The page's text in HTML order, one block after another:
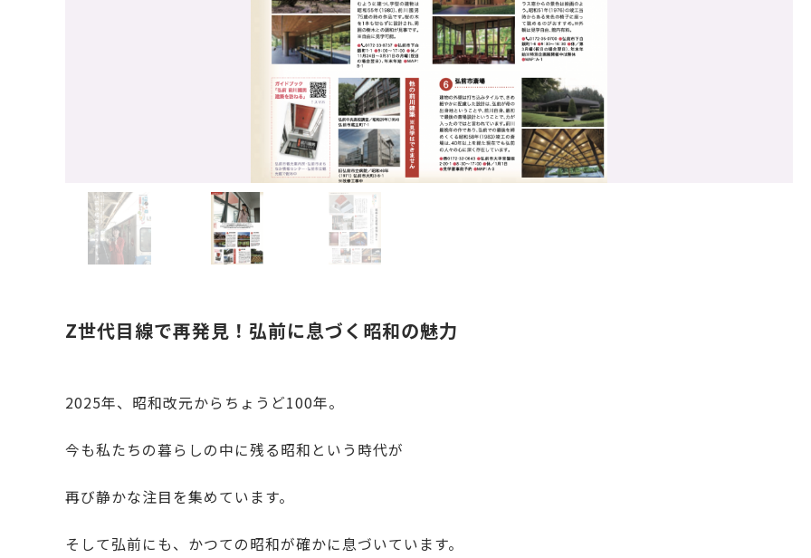
Z世代目線で再発見！弘前に息づく昭和の魅力
2025年、昭和改元からちょうど100年。
今も私たちの暮らしの中に残る昭和という時代が
再び静かな注目を集めています。
そして弘前にも、かつての昭和が確かに息づいています。